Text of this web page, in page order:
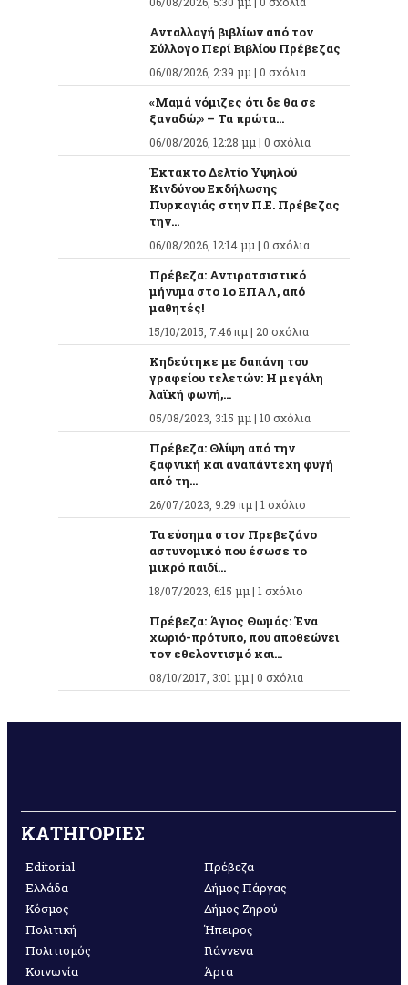
Ανταλλαγή βιβλίων από τον
Σύλλογο Περί Βιβλίου Πρέβεζας
06/08/2026, 2:39 μμ | 0 σχόλια
«Μαμά νόμιζες ότι δε θα σε
ξαναδώ;» – Τα πρώτα...
06/08/2026, 12:28 μμ | 0 σχόλια
Έκτακτο Δελτίο Υψηλού
Κινδύνου Εκδήλωσης
Πυρκαγιάς στην Π.Ε. Πρέβεζας
την...
06/08/2026, 12:14 μμ | 0 σχόλια
Πρέβεζα: Αντιρατσιστικό
μήνυμα στο 1ο ΕΠΑΛ, από
μαθητές!
15/10/2015, 7:46 πμ | 20 σχόλια
Κηδεύτηκε με δαπάνη του
γραφείου τελετών: Η μεγάλη
λαϊκή φωνή,...
05/08/2023, 3:15 μμ | 10 σχόλια
Πρέβεζα: Θλίψη από την
ξαφνική και αναπάντεχη φυγή
από τη...
26/07/2023, 9:29 πμ | 1 σχόλιο
Τα εύσημα στον Πρεβεζάνο
αστυνομικό που έσωσε το
μικρό παιδί...
18/07/2023, 6:15 μμ | 1 σχόλιο
Πρέβεζα: Άγιος Θωμάς: Ένα
χωριό-πρότυπο, που αποθεώνει
τον εθελοντισμό και...
08/10/2017, 3:01 μμ | 0 σχόλια
ΚΑΤΗΓΟΡΙΕΣ
Editorial
Ελλάδα
Κόσμος
Πολιτική
Πολιτισμός
Κοινωνία
Πρέβεζα
Δήμος Πάργας
Δήμος Ζηρού
Ήπειρος
Γιάννενα
Άρτα